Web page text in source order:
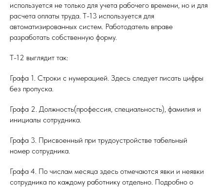
используется не только для учета рабочего времени, но и для
расчета оплаты труда. Т-13 используется для
автоматизированных систем. Работодатель вправе
разработать собственную форму.
Т-12 выглядит так:
Графа 1. Строки с нумерацией. Здесь следует писать цифры
без пропуска.
Графа 2. Должность(профессия, специальность), фамилия и
инициалы сотрудника.
Графа 3. Присвоенный при трудоустройстве табельный
номер сотрудника.
Графа 4. По числам месяца здесь отмечаются явки и неявки
сотрудника по каждому работнику отдельно. Подробно о